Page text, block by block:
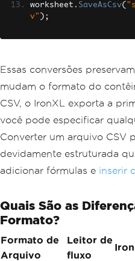
worksheet . SaveAsCsv(
v" );
Essas conversões
mudam o formato do
CSV, o IronXL exporta a
você pode especificar
Converter um arquivo CSV
devidamente estruturada
adicionar fórmulas e inserir
Quais São as
Formato?
Formato de
Arquivo
Leitor de
fluxo